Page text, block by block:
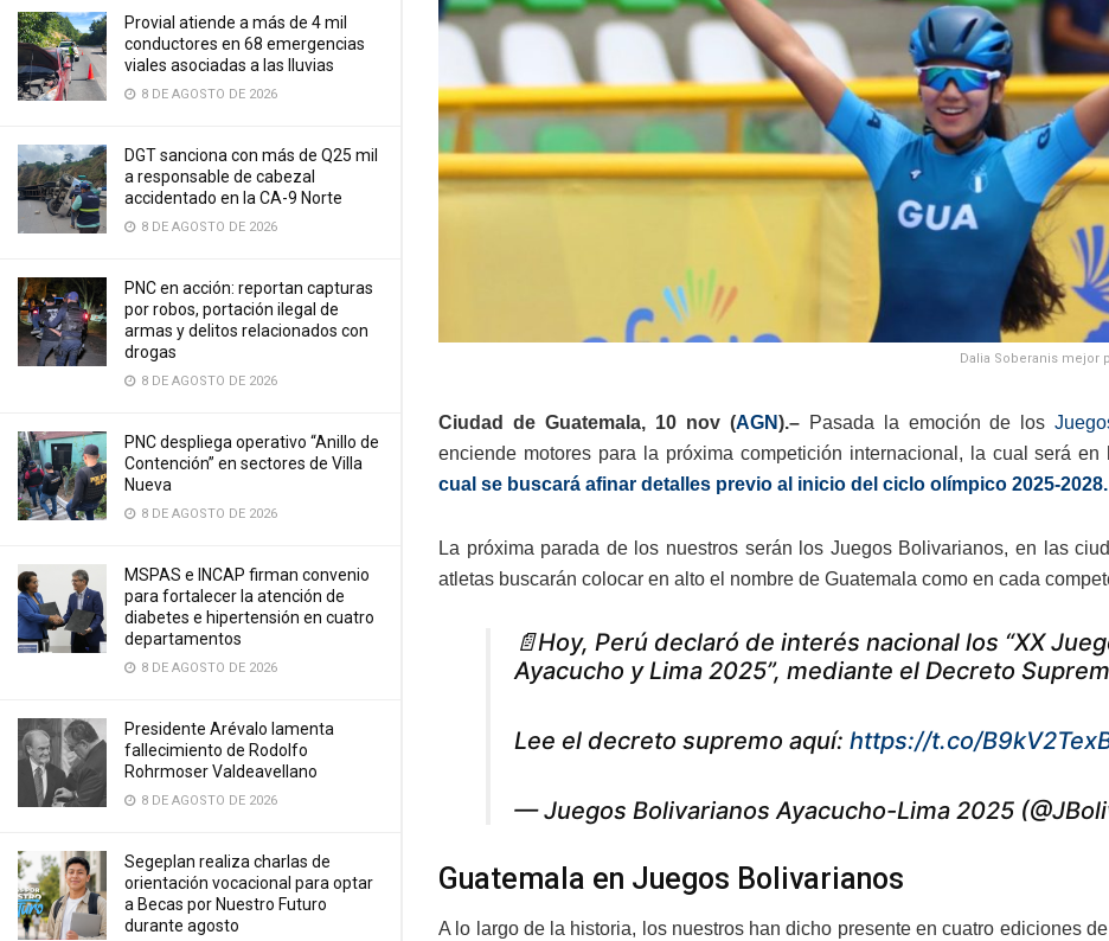
Provial atiende a más de 4 mil
conductores en 68 emergencias
viales asociadas a las lluvias
8 DE AGOSTO DE 2026
DGT sanciona con más de Q25 mil
a responsable de cabezal
accidentado en la CA-9 Norte
8 DE AGOSTO DE 2026
PNC en acción: reportan capturas
por robos, portación ilegal de
armas y delitos relacionados con
drogas
8 DE AGOSTO DE 2026
PNC despliega operativo “Anillo de
Contención” en sectores de Villa
Nueva
8 DE AGOSTO DE 2026
MSPAS e INCAP firman convenio
para fortalecer la atención de
diabetes e hipertensión en cuatro
departamentos
8 DE AGOSTO DE 2026
Presidente Arévalo lamenta
fallecimiento de Rodolfo
Rohrmoser Valdeavellano
8 DE AGOSTO DE 2026
Segeplan realiza charlas de
orientación vocacional para optar
a Becas por Nuestro Futuro
durante agosto
Dalia Soberanis mejor
Ciudad de Guatemala, 10 nov (AGN).– Pasada la emoción de los
enciende motores para la próxima competición internacional, la cual será
cual se buscará afinar detalles previo al inicio del ciclo olímpico 2025-2028.
La próxima parada de los nuestros serán los Juegos Bolivarianos, en las
atletas buscarán colocar en alto el nombre de Guatemala como en cada
📄Hoy, Perú declaró de interés nacional los “XX
Ayacucho y Lima 2025”, mediante el Decreto
Lee el decreto supremo aquí: https://t.co/
— Juegos Bolivarianos Ayacucho-Lima 2025
Guatemala en Juegos Bolivarianos
A lo largo de la historia, los nuestros han dicho presente en cuatro ediciones